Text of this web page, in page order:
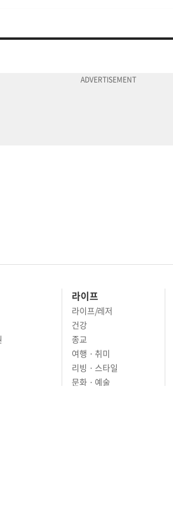
라이프
라이프/레저
건강
종교
여행 · 취미